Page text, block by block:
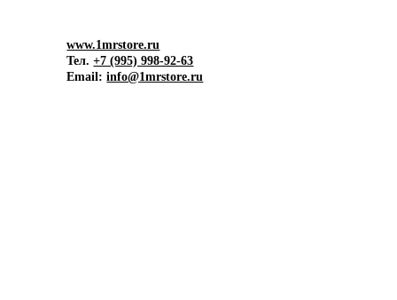
www.1mrstore.ru
Тел.+7 (995) 998-92-63
Email:info@1mrstore.ru